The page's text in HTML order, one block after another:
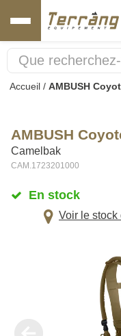
Accueil / AMBUSH
AMBUSH
Camelbak
CAM.1723201000
En stock
Voir le